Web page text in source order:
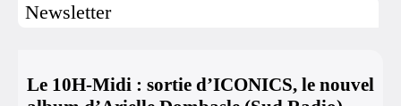
Newsletter
Le 10H-Midi : sortie d’ICONICS, le nouvel